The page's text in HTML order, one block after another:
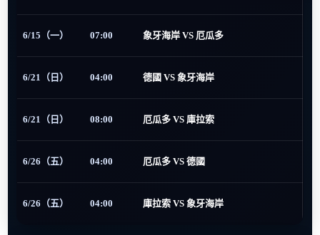
6/15（一） 07:00 象牙海岸 VS 厄瓜多
6/21（日） 04:00 德國 VS 象牙海岸
6/21（日） 08:00 厄瓜多 VS 庫拉索
6/26（五） 04:00 厄瓜多 VS 德國
6/26（五） 04:00 庫拉索 VS 象牙海岸